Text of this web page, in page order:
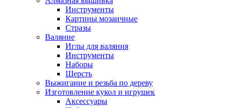
Инструменты
Картины мозаичные
Стразы
Валяние
Иглы для валяния
Инструменты
Наборы
Шерсть
Выжигание и резьба по дереву
Изготовление кукол и игрушек
Аксессуары